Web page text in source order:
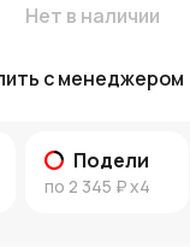
Нет в наличии
с менеджером
Подели
по 2 345 ₽x4